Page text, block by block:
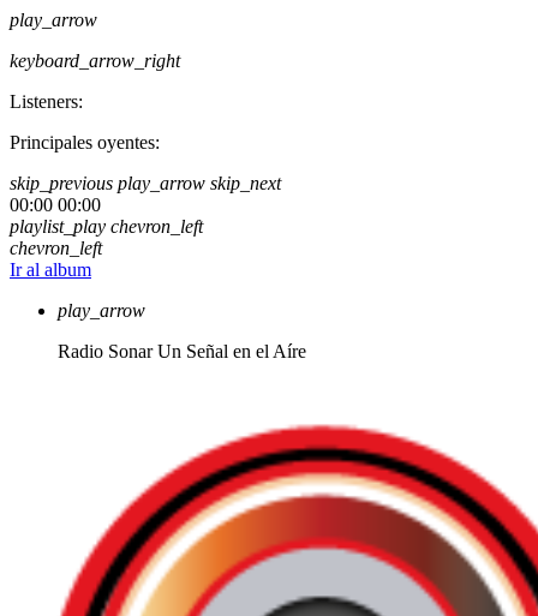
play_arrow
keyboard_arrow_right
Listeners:
Principales oyentes:
skip_previous play_arrow skip_next
00:00 00:00
playlist_play chevron_left
chevron_left
Ir al album
play_arrow
Radio Sonar Un Señal en el Aíre